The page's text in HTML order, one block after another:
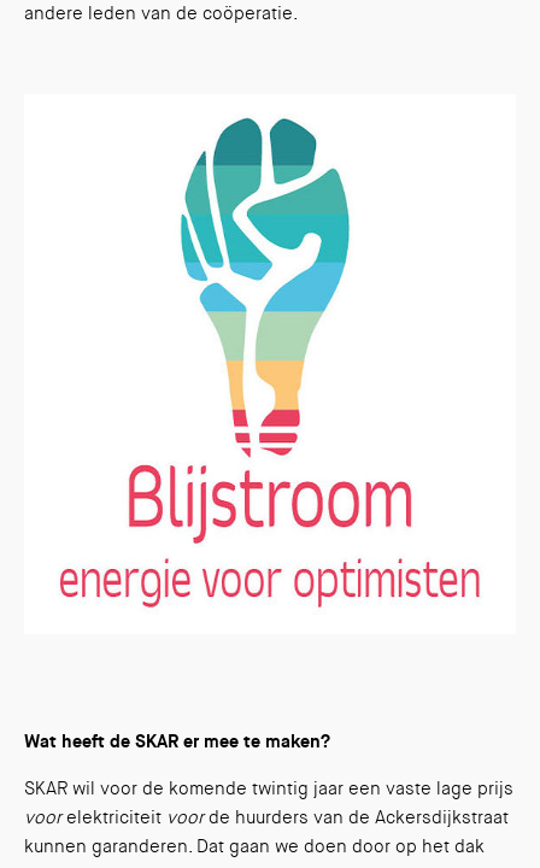
andere leden van de coöperatie.
Wat heeft de SKAR er mee te maken?
SKAR wil voor de komende twintig jaar een vaste lage prijs
voorelektriciteit voorde huurders van de Ackersdijkstraat
kunnen garanderen. Dat gaan we doen door op het dak